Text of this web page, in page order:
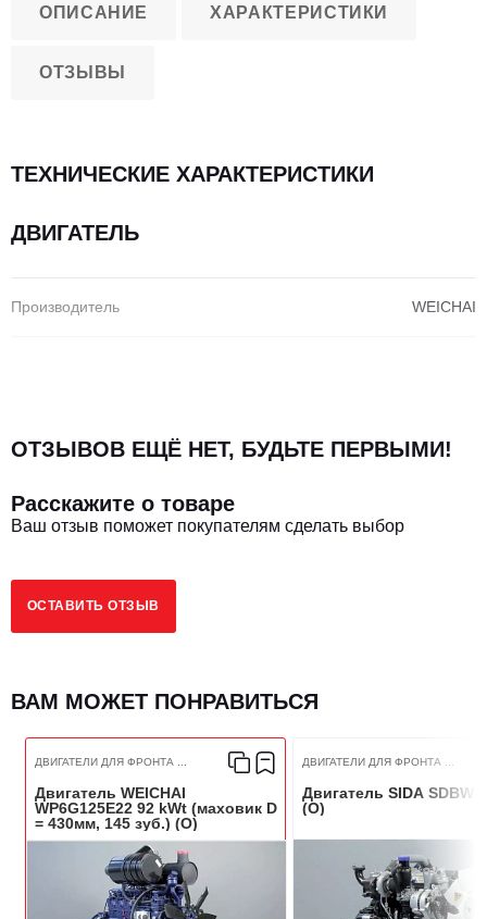
ОПИСАНИЕ ХАРАКТЕРИСТИКИ
ОТЗЫВЫ
ТЕХНИЧЕСКИЕ ХАРАКТЕРИСТИКИ
ДВИГАТЕЛЬ
Производитель WEICHAI
ОТЗЫВОВ ЕЩЁ НЕТ, БУДЬТЕ ПЕРВЫМИ!
Расскажите о товаре
Ваш отзыв поможет покупателям сделать выбор
ОСТАВИТЬ ОТЗЫВ
ВАМ МОЖЕТ ПОНРАВИТЬСЯ
ДВИГАТЕЛИ ДЛЯ ФРОНТА ...
Двигатель WEICHAI
WP6G125E22 92 kWt (маховик D
= 430мм, 145 зуб.) (O)
ДВИГАТЕЛИ ДЛЯ ФРОНТА ...
Двигатель SIDA
(O)